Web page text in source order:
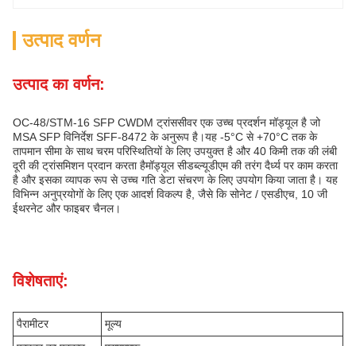
उत्पाद वर्णन
उत्पाद का वर्णन:
OC-48/STM-16 SFP CWDM ट्रांससीवर एक उच्च प्रदर्शन मॉड्यूल है जो
MSA SFP विनिर्देश SFF-8472 के अनुरूप है।यह -5°C से +70°C तक के
तापमान सीमा के साथ चरम परिस्थितियों के लिए उपयुक्त है और 40 किमी तक की लंबी
दूरी की ट्रांसमिशन प्रदान करता हैमॉड्यूल सीडब्ल्यूडीएम की तरंग दैर्ध्य पर काम करता
है और इसका व्यापक रूप से उच्च गति डेटा संचरण के लिए उपयोग किया जाता है। यह
विभिन्न अनुप्रयोगों के लिए एक आदर्श विकल्प है, जैसे कि सोनेट / एसडीएच, 10 जी
ईथरनेट और फाइबर चैनल।
विशेषताएं:
पैरामीटर
मूल्य